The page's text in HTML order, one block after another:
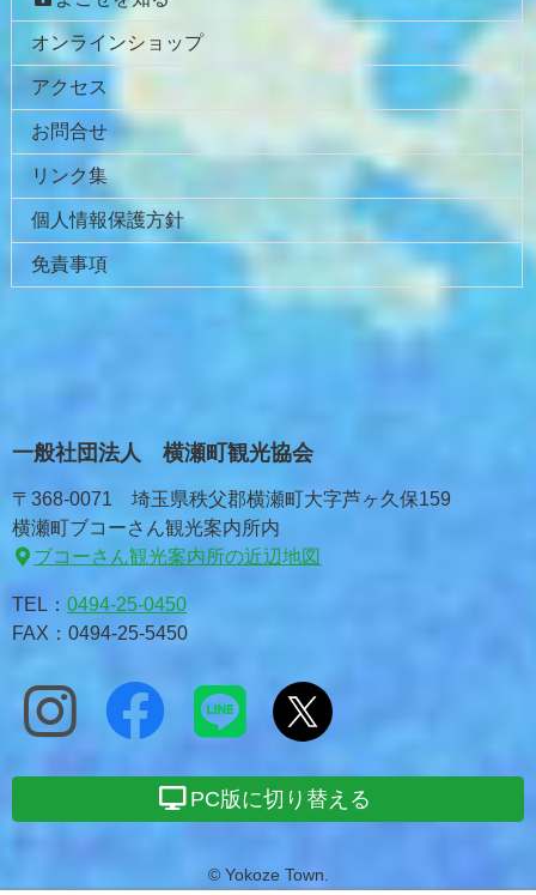
戻
オンラインショップ
アクセス
お問合せ
リンク集
個人情報保護方針
免責事項
一般社団法人 横瀬町観光協会
〒368-0071 埼玉県秩父郡横瀬町大字芦ヶ久保159
横瀬町ブコーさん観光案内所内
ブコーさん観光案内所の近辺地図
TEL： 0494-25-0450
FAX：0494-25-5450
PC版に切り替える
© Yokoze Town.